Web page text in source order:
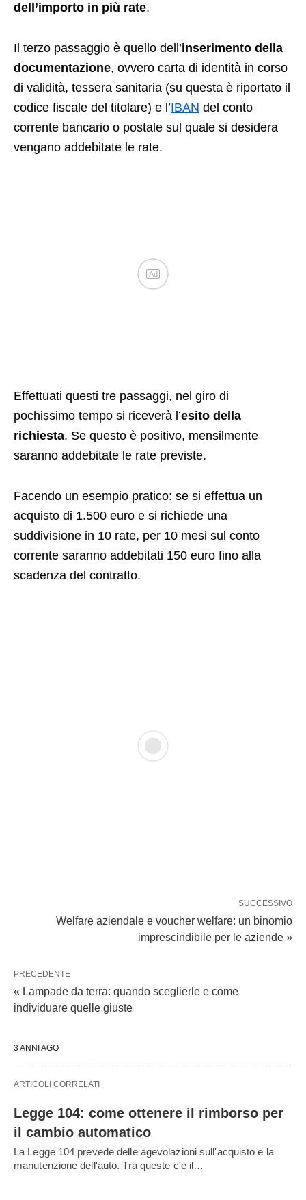
dell’importo in più rate.
Il terzo passaggio è quello dell’inserimento della
documentazione, ovvero carta di identità in corso
di validità, tessera sanitaria (su questa è riportato il
codice fiscale del titolare) e l’IBAN del conto
corrente bancario o postale sul quale si desidera
vengano addebitate le rate.
Ad
Effettuati questi tre passaggi, nel giro di
pochissimo tempo si riceverà l’esito della
richiesta. Se questo è positivo, mensilmente
saranno addebitate le rate previste.
Facendo un esempio pratico: se si effettua un
acquisto di 1.500 euro e si richiede una
suddivisione in 10 rate, per 10 mesi sul conto
corrente saranno addebitati 150 euro fino alla
scadenza del contratto.
SUCCESSIVO
Welfare aziendale e voucher welfare: un binomio
imprescindibile per le aziende »
PRECEDENTE
« Lampade da terra: quando sceglierle e come
individuare quelle giuste
3 ANNI AGO
ARTICOLI CORRELATI
Legge 104: come ottenere il rimborso per
il cambio automatico
La Legge 104 prevede delle agevolazioni sull'acquisto e la
manutenzione dell'auto. Tra queste c'è il…